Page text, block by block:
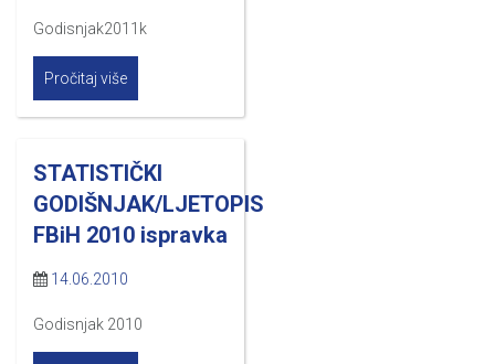
Godisnjak2011k
Pročitaj više
STATISTIČKI
GODIŠNJAK/LJETOPIS
FBiH 2010 ispravka
14.06.2010
Godisnjak 2010